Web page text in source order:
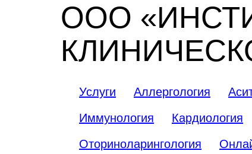
ООО
Услуги Аллергология
Иммунология
Кардиология
Оториноларингология